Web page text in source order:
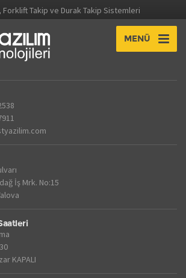
Forklift Takip ve Durak Takip Sistemleri
MENÜ
İş Mrk. No:15
KAPALI